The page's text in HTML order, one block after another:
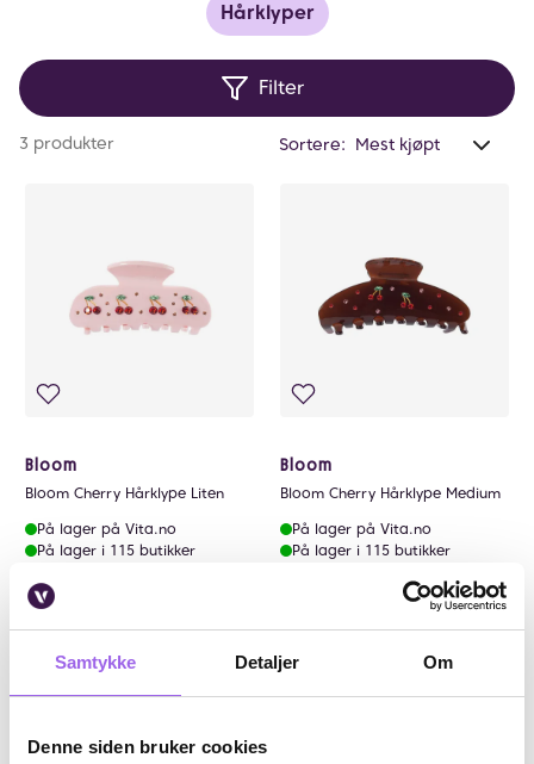
Samtykke Detaljer Om
Denne siden bruker cookies
Hårklyper
Filter
3 produkter Sortere:
Bloom
Bloom Cherry Hårklype Liten
På lager på Vita.no
På lager i 115 butikker
129,-
Kjøp
Bloom
Bloom Cherry Hårklype Medium
På lager på Vita.no
På lager i 115 butikker
139 NOK
Kjøp